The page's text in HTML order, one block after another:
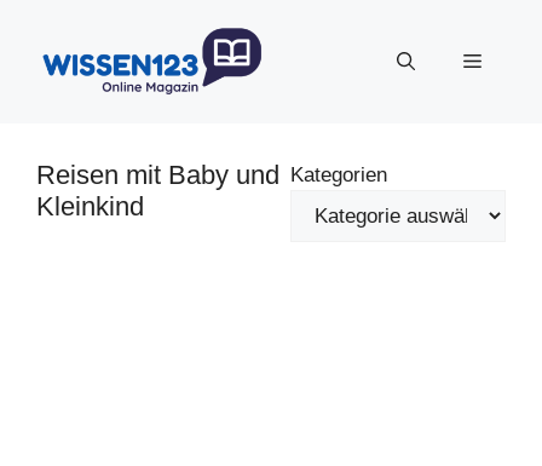
springen
Menü
Reisen mit Baby und
Kleinkind
Kategorien